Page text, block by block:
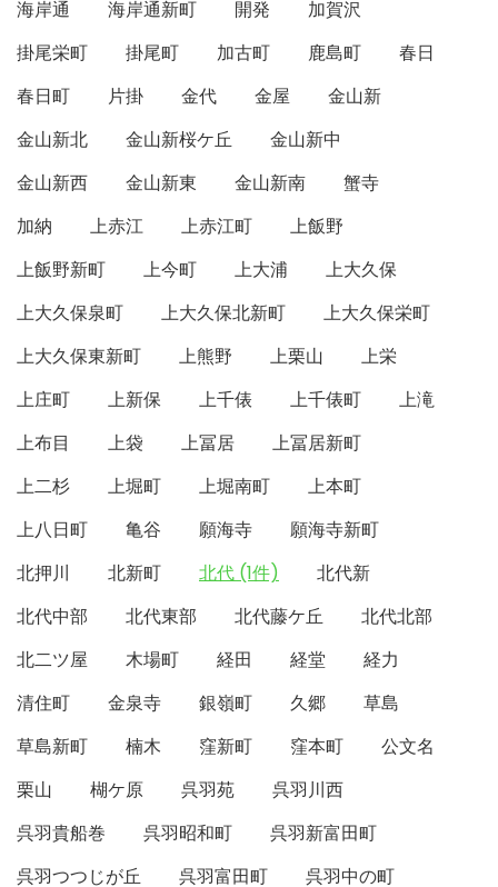
海岸通 海岸通新町 開発
加賀沢
掛尾栄町
掛尾町 加古町 鹿島町
春日
春日町
片掛 金代 金屋
金山新
金山新北
金山新桜ケ丘
金山新中
金山新西
金山新東 金山新南
蟹寺
加納
上赤江 上赤江町
上飯野
上飯野新町
上今町 上大浦
上大久保
上大久保泉町
上大久保北新町
上大久保栄町
上大久保東新町
上熊野 上栗山
上栄
上庄町
上新保 上千俵 上千俵町
上滝
上布目
上袋 上冨居
上冨居新町
上二杉
上堀町 上堀南町
上本町
上八日町
亀谷 願海寺
願海寺新町
北押川
北新町 北代 (1件)
北代新
北代中部
北代東部 北代藤ケ丘
北代北部
北二ツ屋
木場町 経田 経堂
経力
清住町
金泉寺 銀嶺町 久郷
草島
草島新町
楠木 窪新町 窪本町
公文名
栗山
楜ケ原 呉羽苑
呉羽川西
呉羽貴船巻
呉羽昭和町
呉羽新富田町
呉羽つつじが丘
呉羽富田町
呉羽中の町